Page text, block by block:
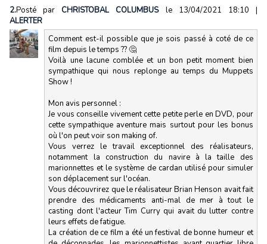
2.Posté parCHRISTOBAL COLUMBUS le 13/04/2021 18:10|
ALERTER
Comment est-il possible que je sois passé à coté de ce
film depuis le temps ?? 🤔
Voilà une lacune comblée et un bon petit moment bien
sympathique qui nous replonge au temps du Muppets
Show !
Mon avis personnel :
Je vous conseille vivement cette petite perle en DVD, pour
cette sympathique aventure mais surtout pour les bonus
où l'on peut voir son making of.
Vous verrez le travail exceptionnel des réalisateurs,
notamment la construction du navire à la taille des
marionnettes et le système de cardan utilisé pour simuler
son déplacement sur l'océan.
Vous découvrirez que le réalisateur Brian Henson avait fait
prendre des médicaments anti-mal de mer à tout le
casting dont l'acteur Tim Curry qui avait du lutter contre
leurs effets de fatigue.
La création de ce film a été un festival de bonne humeur et